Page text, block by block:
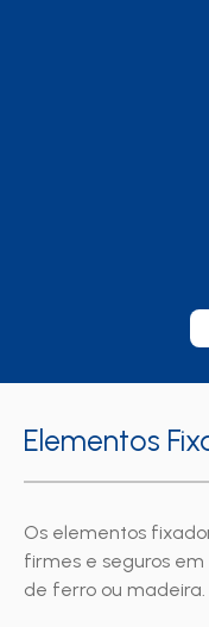
Elementos
Os elementos
firmes e seguros
de ferro ou madeira.